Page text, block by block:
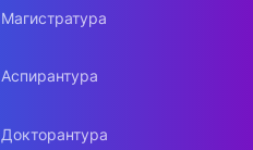
Магистратура
Аспирантура
Докторантура